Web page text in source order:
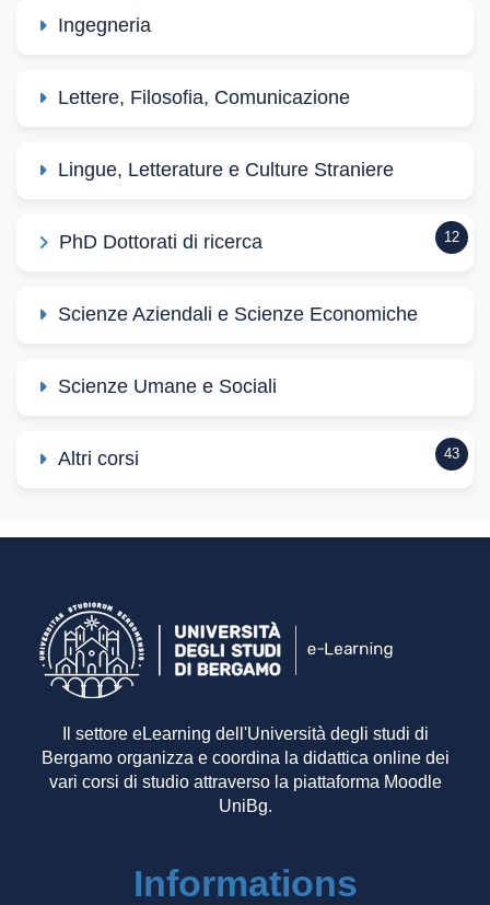
Ingegneria
Lettere, Filosofia, Comunicazione
Lingue, Letterature e Culture Straniere
PhD Dottorati di ricerca 12
Scienze Aziendali e Scienze Economiche
Scienze Umane e Sociali
Altri corsi 43
Il settore eLearning dell'Università degli studi di
Bergamo organizza e coordina la didattica online dei
vari corsi di studio attraverso la piattaforma Moodle
UniBg.
Informations